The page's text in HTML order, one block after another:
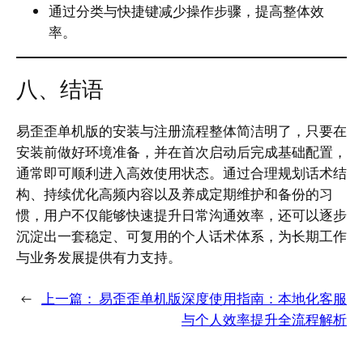
通过分类与快捷键减少操作步骤，提高整体效
率。
八、结语
易歪歪单机版的安装与注册流程整体简洁明了，只要在
安装前做好环境准备，并在首次启动后完成基础配置，
通常即可顺利进入高效使用状态。通过合理规划话术结
构、持续优化高频内容以及养成定期维护和备份的习
惯，用户不仅能够快速提升日常沟通效率，还可以逐步
沉淀出一套稳定、可复用的个人话术体系，为长期工作
与业务发展提供有力支持。
← 上一篇： 易歪歪单机版深度使用指南：本地化客服
与个人效率提升全流程解析